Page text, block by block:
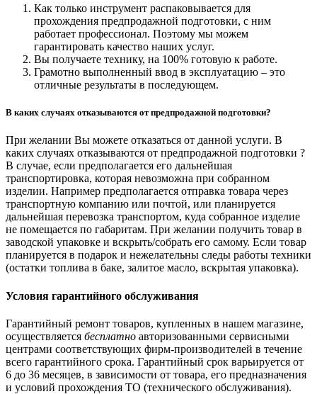
Как только инструмент распаковывается для
прохождения предпродажной подготовки, с ним
работает профессионал. Поэтому мы можем
гарантировать качество наших услуг.
Вы получаете технику, на 100% готовую к работе.
Грамотно выполненный ввод в эксплуатацию – это
отличные результаты в последующем.
В каких случаях отказываются от предпродажной подготовки?
При желании Вы можете отказаться от данной услуги. В
каких случаях отказываются от предпродажной подготовки ?
В случае, если предполагается его дальнейшая
транспортировка, которая невозможна при собранном
изделии. Например предполагается отправка товара через
транспортную компанию или почтой, или планируется
дальнейшая перевозка транспортом, куда собранное изделие
не помещается по габаритам. При желании получить товар в
заводской упаковке и вскрыть/собрать его самому. Если товар
планируется в подарок и нежелательны следы работы техники
(остатки топлива в баке, залитое масло, вскрытая упаковка).
Условия гарантийного обслуживания
Гарантийный ремонт товаров, купленных в нашем магазине,
осуществляется бесплатно авторизованными сервисными
центрами соответствующих фирм-производителей в течение
всего гарантийного срока. Гарантийный срок варьируется от
6 до 36 месяцев, в зависимости от товара, его предназначения
и условий прохождения ТО (технического обслуживания).